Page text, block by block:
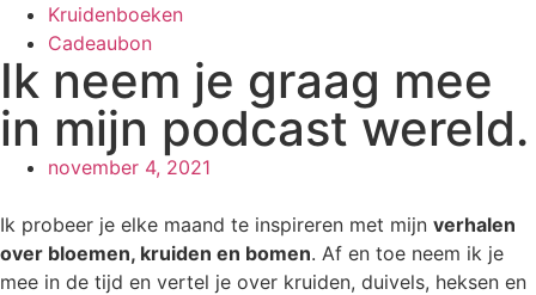
Kruidenboeken
Cadeaubon
Ik neem je graag mee
in mijn podcast wereld.
november 4, 2021
Ik probeer je elke maand te inspireren met mijn verhalen
over bloemen, kruiden en bomen. Af en toe neem ik je
mee in de tijd en vertel je over kruiden, duivels, heksen en